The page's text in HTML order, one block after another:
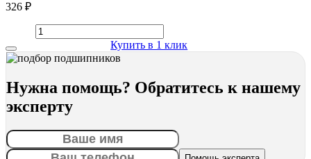
326 ₽
Купить в 1 клик
Нужна помощь? Обратитесь к нашему
эксперту